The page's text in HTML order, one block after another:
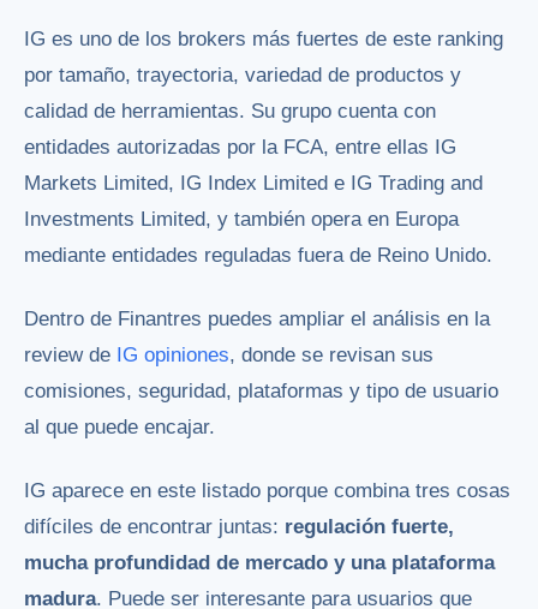
IG es uno de los brokers más fuertes de este ranking
por tamaño, trayectoria, variedad de productos y
calidad de herramientas. Su grupo cuenta con
entidades autorizadas por la FCA, entre ellas IG
Markets Limited, IG Index Limited e IG Trading and
Investments Limited, y también opera en Europa
mediante entidades reguladas fuera de Reino Unido.
Dentro de Finantres puedes ampliar el análisis en la
review de IG opiniones, donde se revisan sus
comisiones, seguridad, plataformas y tipo de usuario
al que puede encajar.
IG aparece en este listado porque combina tres cosas
difíciles de encontrar juntas: regulación fuerte,
mucha profundidad de mercado y una plataforma
madura. Puede ser interesante para usuarios que